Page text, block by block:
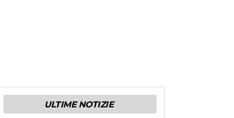
ULTIME NOTIZIE